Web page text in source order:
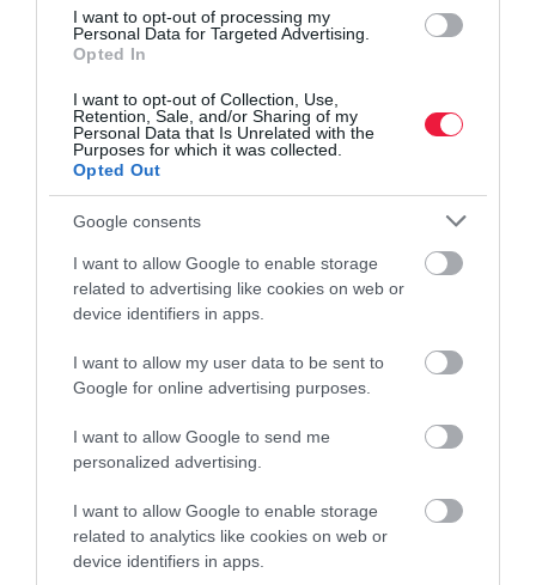
I want to opt-out of processing my
Personal Data for Targeted Advertising.
Opted In
I want to opt-out of Collection, Use,
Retention, Sale, and/or Sharing of my
Personal Data that Is Unrelated with the
Purposes for which it was collected.
Opted Out
Google consents
I want to allow Google to enable storage
related to advertising like cookies on web or
device identifiers in apps.
I want to allow my user data to be sent to
Google for online advertising purposes.
I want to allow Google to send me
personalized advertising.
I want to allow Google to enable storage
related to analytics like cookies on web or
device identifiers in apps.
Kevesebb locsolás, egészségesebb növények: így
A nyári hőség, a csapadékhiány és az egyre gyakoribb aszály
miatt felértékelődött a talajtakarás szerepe a kertekben. A